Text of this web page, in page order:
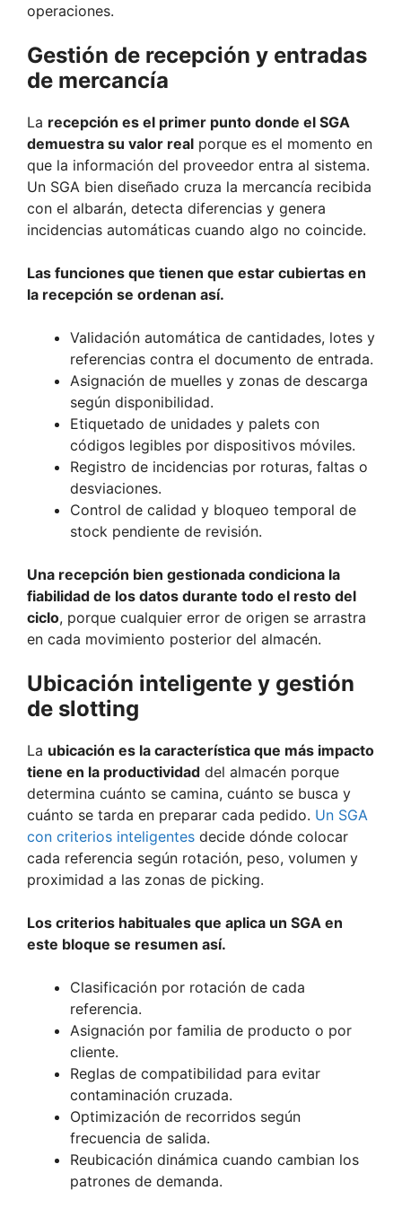
operaciones.
Gestión de recepción y entradas
de mercancía
La recepción es el primer punto donde el SGA
demuestra su valor real porque es el momento en
que la información del proveedor entra al sistema.
Un SGA bien diseñado cruza la mercancía recibida
con el albarán, detecta diferencias y genera
incidencias automáticas cuando algo no coincide.
Las funciones que tienen que estar cubiertas en
la recepción se ordenan así.
Validación automática de cantidades, lotes y
referencias contra el documento de entrada.
Asignación de muelles y zonas de descarga
según disponibilidad.
Etiquetado de unidades y palets con
códigos legibles por dispositivos móviles.
Registro de incidencias por roturas, faltas o
desviaciones.
Control de calidad y bloqueo temporal de
stock pendiente de revisión.
Una recepción bien gestionada condiciona la
fiabilidad de los datos durante todo el resto del
ciclo, porque cualquier error de origen se arrastra
en cada movimiento posterior del almacén.
Ubicación inteligente y gestión
de slotting
La ubicación es la característica que más impacto
tiene en la productividad del almacén porque
determina cuánto se camina, cuánto se busca y
cuánto se tarda en preparar cada pedido. Un SGA
con criterios inteligentes decide dónde colocar
cada referencia según rotación, peso, volumen y
proximidad a las zonas de picking.
Los criterios habituales que aplica un SGA en
este bloque se resumen así.
Clasificación por rotación de cada
referencia.
Asignación por familia de producto o por
cliente.
Reglas de compatibilidad para evitar
contaminación cruzada.
Optimización de recorridos según
frecuencia de salida.
Reubicación dinámica cuando cambian los
patrones de demanda.